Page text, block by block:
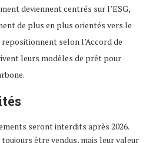
deviennent centrés sur l’ESG,
de plus en plus orientés vers le
selon l’Accord de
leurs modèles de prêt pour
seront interdits après 2026.
être vendus, mais leur valeur